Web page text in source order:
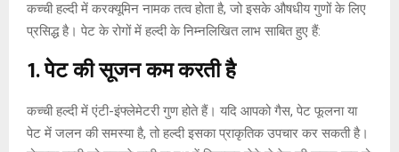
कच्ची हल्दी में करक्यूमिन नामक तत्व होता है, जो इसके औषधीय गुणों के लिए
प्रसिद्ध है। पेट के रोगों में हल्दी के निम्नलिखित लाभ साबित हुए हैं:
1. पेट की सूजन कम करती है
कच्ची हल्दी में एंटी-इंफ्लेमेटरी गुण होते हैं। यदि आपको गैस, पेट फूलना या
पेट में जलन की समस्या है, तो हल्दी इसका प्राकृतिक उपचार कर सकती है।